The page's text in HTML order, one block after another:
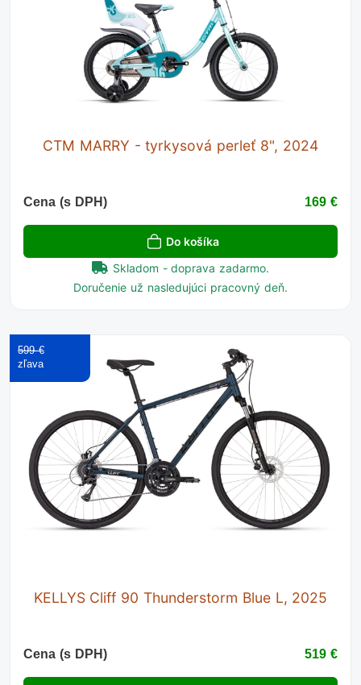
CTM MARRY - tyrkysová perleť 8", 2024
Cena (s DPH) 169 €
Do košíka
Skladom - doprava zadarmo.
Doručenie už nasledujúci pracovný deň.
KELLYS Cliff 90 Thunderstorm Blue L, 2025
599 €
Cena (s DPH) 519 €